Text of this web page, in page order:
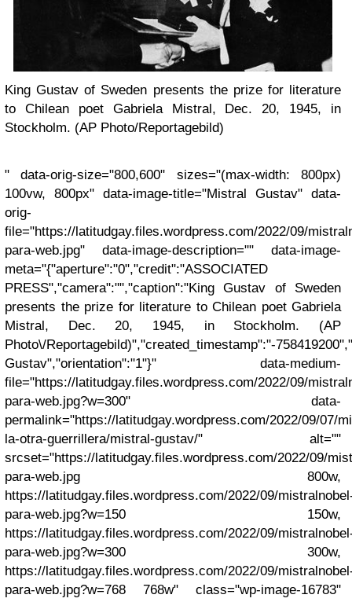
King Gustav of Sweden presents the prize for literature
to Chilean poet Gabriela Mistral, Dec. 20, 1945, in
Stockholm. (AP Photo/Reportagebild)
" data-orig-size="800,600" sizes="(max-width: 800px)
100vw, 800px" data-image-title="Mistral Gustav" data-
orig-
file="https://latitudgay.files.wordpress.com/2022/09/
para-web.jpg" data-image-description="" data-image-
meta="{"aperture":"0","credit":"ASSOCIATED
PRESS","camera":"","caption":"King Gustav of Sweden
presents the prize for literature to Chilean poet Gabriela
Mistral, Dec. 20, 1945, in Stockholm. (AP
Photo\/Reportagebild)","created_timestamp":"-
Gustav","orientation":"1"}" data-medium-
file="https://latitudgay.files.wordpress.com/2022/09/
para-web.jpg?w=300" data-
permalink="https://latitudgay.wordpress.com/2022/09/07/
la-otra-guerrillera/mistral-gustav/" alt=""
srcset="https://latitudgay.files.wordpress.com/2022/09/
para-web.jpg 800w,
https://latitudgay.files.wordpress.com/2022/09/
para-web.jpg?w=150 150w,
https://latitudgay.files.wordpress.com/2022/09/
para-web.jpg?w=300 300w,
https://latitudgay.files.wordpress.com/2022/09/
para-web.jpg?w=768 768w" class="wp-image-16783"